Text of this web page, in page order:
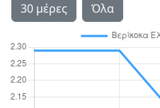
30 μέρες Όλα